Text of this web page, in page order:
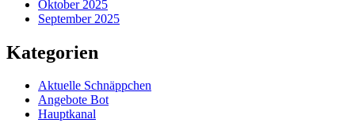
Oktober 2025
September 2025
Kategorien
Aktuelle Schnäppchen
Angebote Bot
Hauptkanal